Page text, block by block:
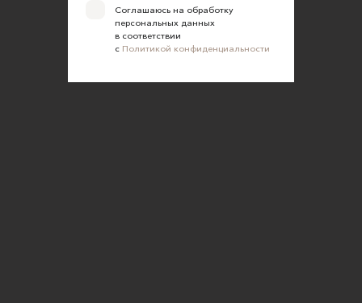
Соглашаюсь на обработку
персональных данных
в соответствии
с Политикой конфиденциальности